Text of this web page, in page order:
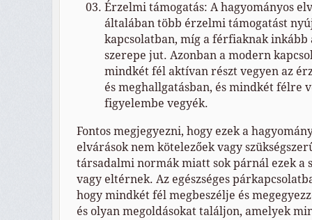
Érzelmi támogatás: A hagyományos
általában több érzelmi támogatást
kapcsolatban, míg a férfiaknak inkább
szerepe jut. Azonban a modern
mindkét fél aktívan részt vegyen az
és meghallgatásban, és mindkét félre
figyelembe vegyék.
Fontos megjegyezni, hogy ezek a
elvárások nem kötelezőek vagy
társadalmi normák miatt sok párnál ezek a
vagy eltérnek. Az egészséges
hogy mindkét fél megbeszélje és
és olyan megoldásokat találjon, amelyek